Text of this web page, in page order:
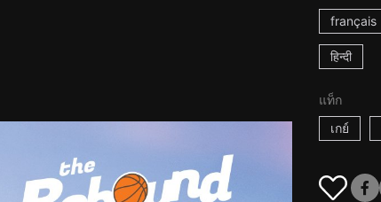
français
हिन्दी
แท็ก
เกย์